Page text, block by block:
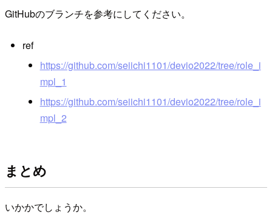
GitHubのブランチを参考にしてください。
ref
https://github.com/seiichi1101/devio2022/tree/role_i
mpl_1
https://github.com/seiichi1101/devio2022/tree/role_i
mpl_2
まとめ
いかかでしょうか。